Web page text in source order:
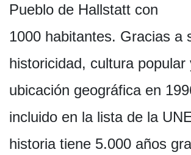
Pueblo de Hallstatt con
1000 habitantes. Gracias a
historicidad, cultura popular
ubicación geográfica en
incluido en la lista de la
historia tiene 5.000 años